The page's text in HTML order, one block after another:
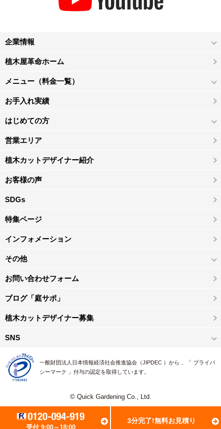
受付 9:00～18:00
3分完了!無料お見積り
企業情報
植木屋革命ホーム
メニュー（料金一覧）
お手入れ実績
はじめての方
営業エリア
植木カットデザイナー紹介
お客様の声
SDGs
特集ページ
インフォメーション
その他
お問い合わせフォーム
ブログ「庭サポ」
植木カットデザイナー募集
SNS
一般財団法人日本情報経済社会推進協会（JIPDEC ）から 、「 プライバ
シーマーク 」付与の認定を取得しています。
© Quick Gardening Co., Ltd.